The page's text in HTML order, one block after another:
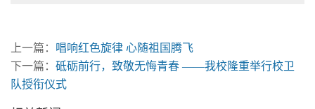
上一篇： 唱响红色旋律 心随祖国腾飞
下一篇： 砥砺前行，致敬无悔青春 ——我校隆重举行校卫
队授衔仪式